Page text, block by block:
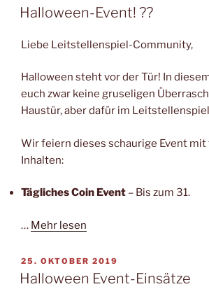
AM
Halloween-Event! ??
Liebe Leitstellenspiel-Community,
Halloween steht vor der Tür! In
euch zwar keine gruseligen
Haustür, aber dafür im
Wir feiern dieses schaurige Event
Inhalten:
Tägliches Coin Event – Bis zum 31.
… Mehr lesen
VERÖFFENTLICHT
AM
25. OKTOBER 2019
Halloween Event-Einsätze